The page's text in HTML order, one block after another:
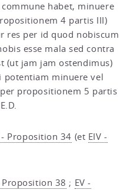
habet, minuere
4 partis III)
res per id quod nobiscum
esse mala sed contra
(ut jam jam ostendimus)
potentiam minuere vel
propositionem 5 partis
- Proposition 34 (et EIV -
Proposition 38 ; EV -